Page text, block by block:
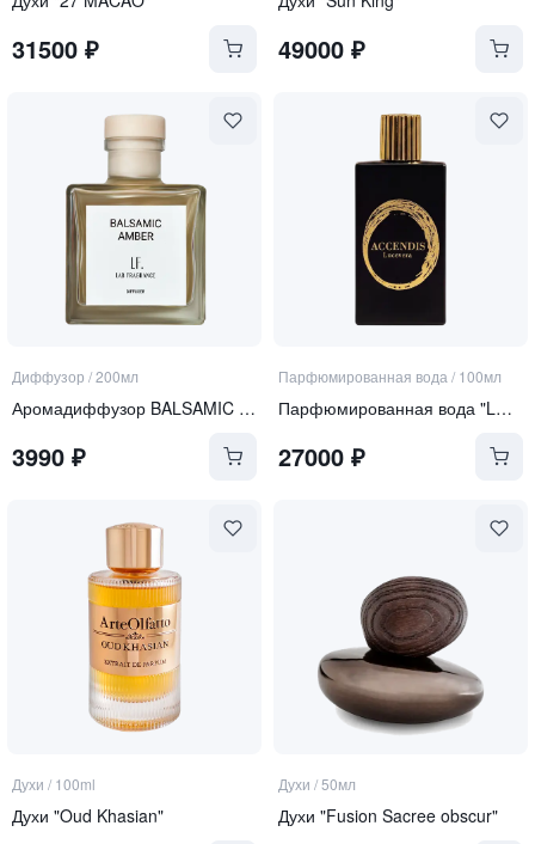
31500 ₽ 49000₽
Диффузор /200мл
Аромадиффузор BALSAMIC AMBER
3990 ₽
Парфюмированная вода / 100мл
Парфюмированная вода "LUCEVERA"
27000₽
Духи / 100ml
Духи "Oud Khasian"
Духи /50мл
Духи "Fusion Sacree obscur"